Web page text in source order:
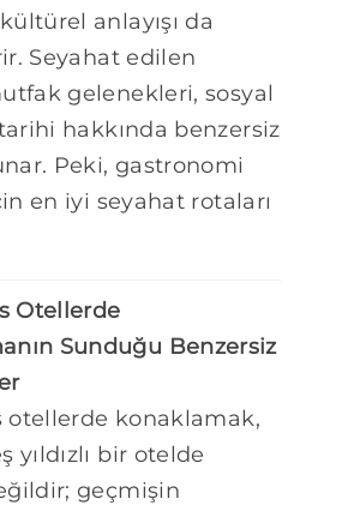
anlayışı da
Seyahat edilen
gelenekleri, sosyal
hakkında benzersiz
Peki, gastronomi
en iyi seyahat rotaları
Otellerde
Sunduğu Benzersiz
otellerde konaklamak,
yıldızlı bir otelde
geçmişin